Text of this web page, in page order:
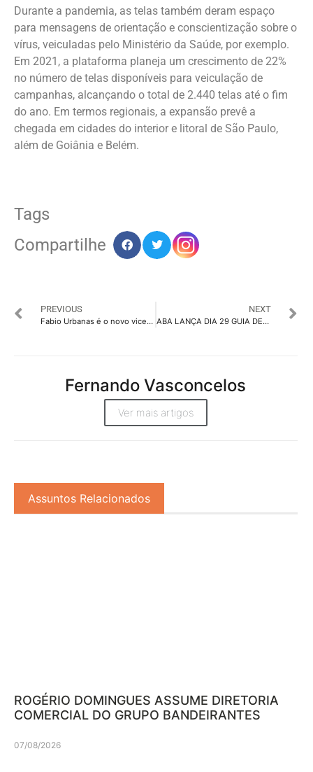
Durante a pandemia, as telas também deram espaço
para mensagens de orientação e conscientização sobre o
vírus, veiculadas pelo Ministério da Saúde, por exemplo.
Em 2021, a plataforma planeja um crescimento de 22%
no número de telas disponíveis para veiculação de
campanhas, alcançando o total de 2.440 telas até o fim
do ano. Em termos regionais, a expansão prevê a
chegada em cidades do interior e litoral de São Paulo,
além de Goiânia e Belém.
Tags
Compartilhe
PREVIOUS
Fabio Urbanas é o novo vice-presidente de Mídia da WMCCANN
NEXT
ABA LANÇA DIA 29 GUIA DE DIVERSIDADE & INCLUSÃO PARA AS MARCAS
Fernando Vasconcelos
Ver mais artigos
Assuntos Relacionados
ROGÉRIO DOMINGUES ASSUME DIRETORIA
COMERCIAL DO GRUPO BANDEIRANTES
07/08/2026